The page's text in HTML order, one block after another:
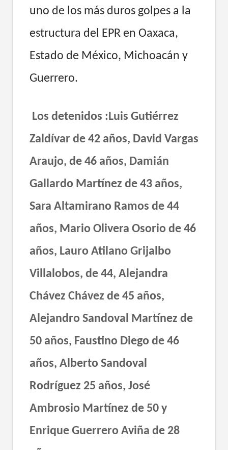
uno de los más duros golpes a la
estructura del EPR en Oaxaca,
Estado de México, Michoacán y
Guerrero.
Los detenidos :Luis Gutiérrez
Zaldívar de 42 años, David Vargas
Araujo, de 46 años, Damián
Gallardo Martínez de 43 años,
Sara Altamirano Ramos de 44
años, Mario Olivera Osorio de 46
años, Lauro Atilano Grijalbo
Villalobos, de 44, Alejandra
Chávez Chávez de 45 años,
Alejandro Sandoval Martínez de
50 años, Faustino Diego de 46
años, Alberto Sandoval
Rodríguez 25 años, José
Ambrosio Martínez de 50 y
Enrique Guerrero Aviña de 28